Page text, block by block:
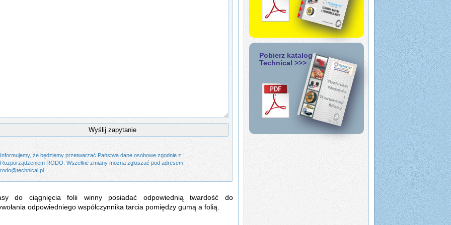
Informujemy, że będziemy przetwarzać Państwa dane osobowe zgodnie z
Rozporządzeniem RODO. Wszelkie zmiany można zgłaszać pod adresem:
rodo@technical.pl
do ciągnięcia folii winny posiadać odpowiednią twardość do
odpowiedniego współczynnika tarcia pomiędzy gumą a folią.
Pobierz katalog
Technical >>>